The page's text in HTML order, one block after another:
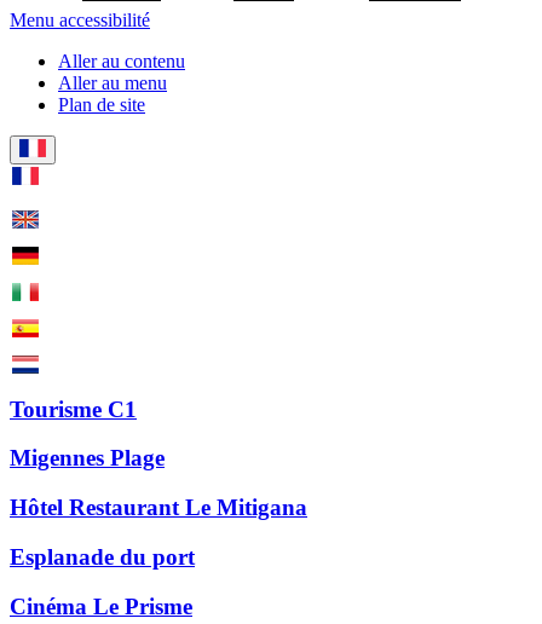
Menu accessibilité
Aller au contenu
Aller au menu
Plan de site
Tourisme C1
Migennes Plage
Hôtel Restaurant Le Mitigana
Esplanade du port
Cinéma Le Prisme